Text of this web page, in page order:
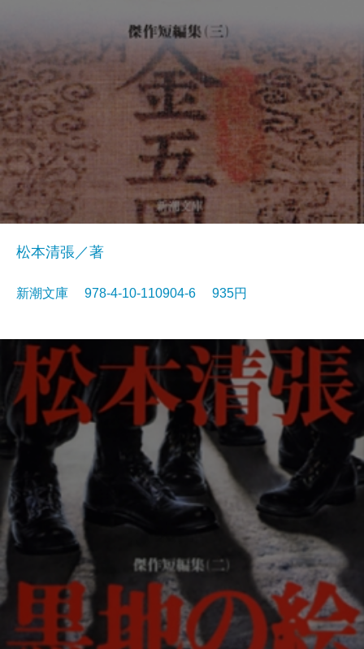
松本清張／著
新潮文庫 978-4-10-110904-6 935円